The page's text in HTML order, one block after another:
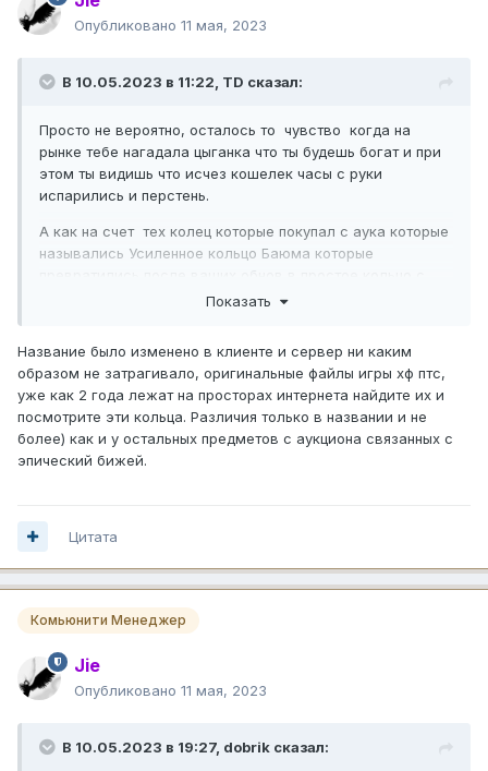
Опубликовано 11 мая, 2023
В 10.05.2023 в 11:22, TD сказал:
Просто не вероятно, осталось то чувство когда на
рынке тебе нагадала цыганка что ты будешь богат и при
этом ты видишь что исчез кошелек часы с руки
испарились и перстень.
А как на счет тех колец которые покупал с аука которые
назывались Усиленное кольцо Баюма которые
надписью Аукцион ???? Надо будет посмотреть на чарах,
Показать
Название было изменено в клиенте и сервер ни каким
образом не затрагивало, оригинальные файлы игры хф птс,
уже как 2 года лежат на просторах интернета найдите их и
посмотрите эти кольца. Различия только в названии и не
более) как и у остальных предметов с аукциона связанных с
эпический бижей.
Цитата
Комьюнити Менеджер
Jie
Опубликовано 11 мая, 2023
В 10.05.2023 в 19:27, dobrik сказал: